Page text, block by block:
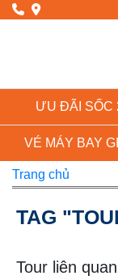
ƯU ĐÃI SỐC
VÉ MÁY BAY
Trang chủ
TAG
Tour liên